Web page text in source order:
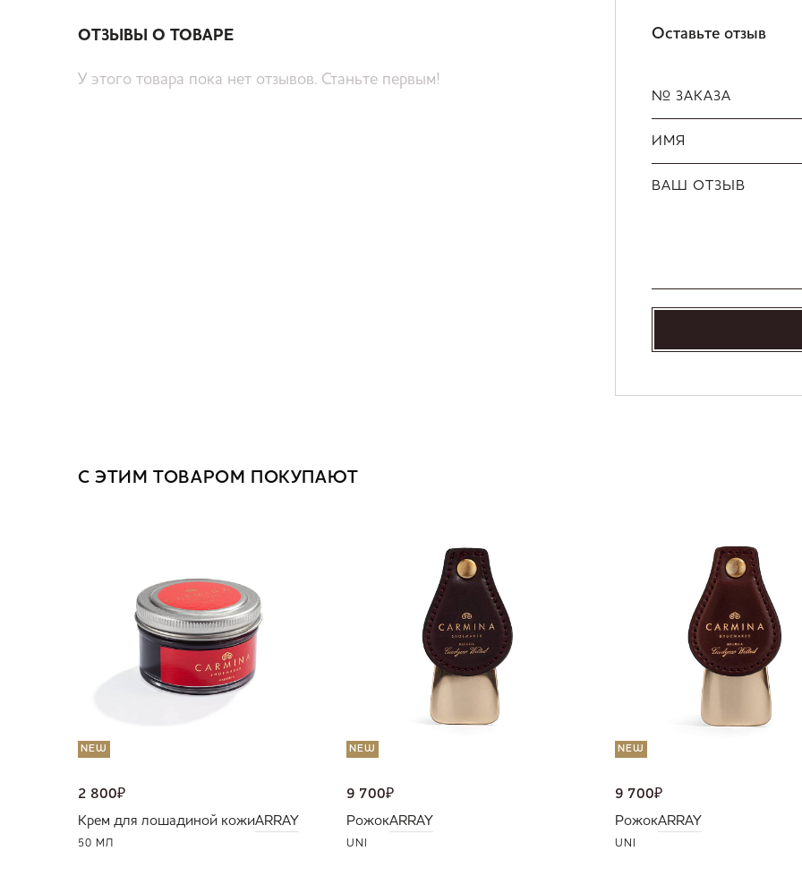
ОТЗЫВЫ О ТОВАРЕ
У этого товара пока нет отзывов. Станьте первым!
Оставьте отзыв
№ ЗАКАЗА
ИМЯ
ВАШ ОТЗЫВ
С ЭТИМ ТОВАРОМ ПОКУПАЮТ
NEW
2 800₽
Крем для лошадиной кожиARRAY
50 МЛ
NEW
9 700₽
РожокARRAY
UNI
NEW
9 700₽
РожокARRAY
UNI